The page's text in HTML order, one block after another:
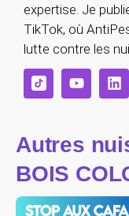
expertise. Je
TikTok, où
lutte contre les
Autres
BOIS